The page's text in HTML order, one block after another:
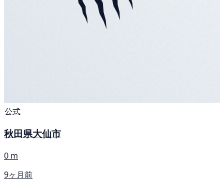
公式
秋田県大仙市
0 m
9ヶ月前